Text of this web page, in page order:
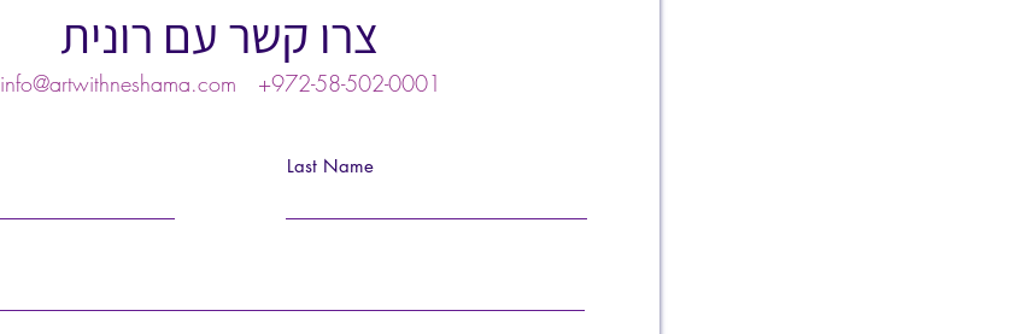
צרו קשר עם רונית
info@artwithneshama.com +972-58-502-0001
Last Name